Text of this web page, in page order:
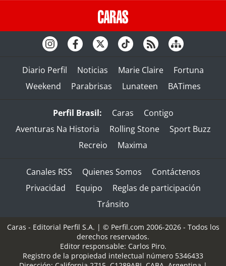
Diario Perfil Noticias Marie Claire
Fortuna
Weekend
Parabrisas Lunateen BATimes
Perfil Brasil: Caras
Contigo
Aventuras Na Historia
Rolling Stone
Sport Buzz
Recreio
Maxima
Canales RSS Quienes Somos
Contáctenos
Privacidad
Equipo
Reglas de participación
Tránsito
Caras - Editorial Perfil S.A. | © Perfil.com 2006-2026 - Todos los
derechos reservados.
Editor responsable: Carlos Piro.
Registro de la propiedad intelectual número 5346433